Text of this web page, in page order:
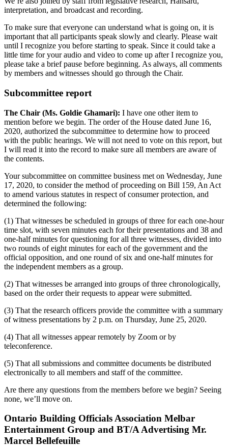
interpretation, and broadcast and recording.
To make sure that everyone can understand what is going on, it is
important that all participants speak slowly and clearly. Please wait
until I recognize you before starting to speak. Since it could take a
little time for your audio and video to come up after I recognize you,
please take a brief pause before beginning. As always, all comments
by members and witnesses should go through the Chair.
Subcommittee report
The Chair (Ms. Goldie Ghamari): I have one other item to
mention before we begin. The order of the House dated June 16,
2020, authorized the subcommittee to determine how to proceed
with the public hearings. We will not need to vote on this report, but
I will read it into the record to make sure all members are aware of
the contents.
Your subcommittee on committee business met on Wednesday, June
17, 2020, to consider the method of proceeding on Bill 159, An Act
to amend various statutes in respect of consumer protection, and
determined the following:
(1) That witnesses be scheduled in groups of three for each one-hour
time slot, with seven minutes each for their presentations and 38 and
one-half minutes for questioning for all three witnesses, divided into
two rounds of eight minutes for each of the government and the
official opposition, and one round of six and one-half minutes for
the independent members as a group.
(2) That witnesses be arranged into groups of three chronologically,
based on the order their requests to appear were submitted.
(3) That the research officers provide the committee with a summary
of witness presentations by 2 p.m. on Thursday, June 25, 2020.
(4) That all witnesses appear remotely by Zoom or by
teleconference.
(5) That all submissions and committee documents be distributed
electronically to all members and staff of the committee.
Are there any questions from the members before we begin? Seeing
none, we’ll move on.
Ontario Building Officials Association Melbar
Entertainment Group and BT/A Advertising Mr.
Marcel Bellefeuille